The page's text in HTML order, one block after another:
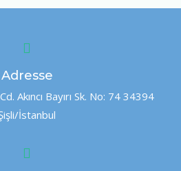
Adresse
Akıncı Bayırı Sk. No: 74 34394
İstanbul